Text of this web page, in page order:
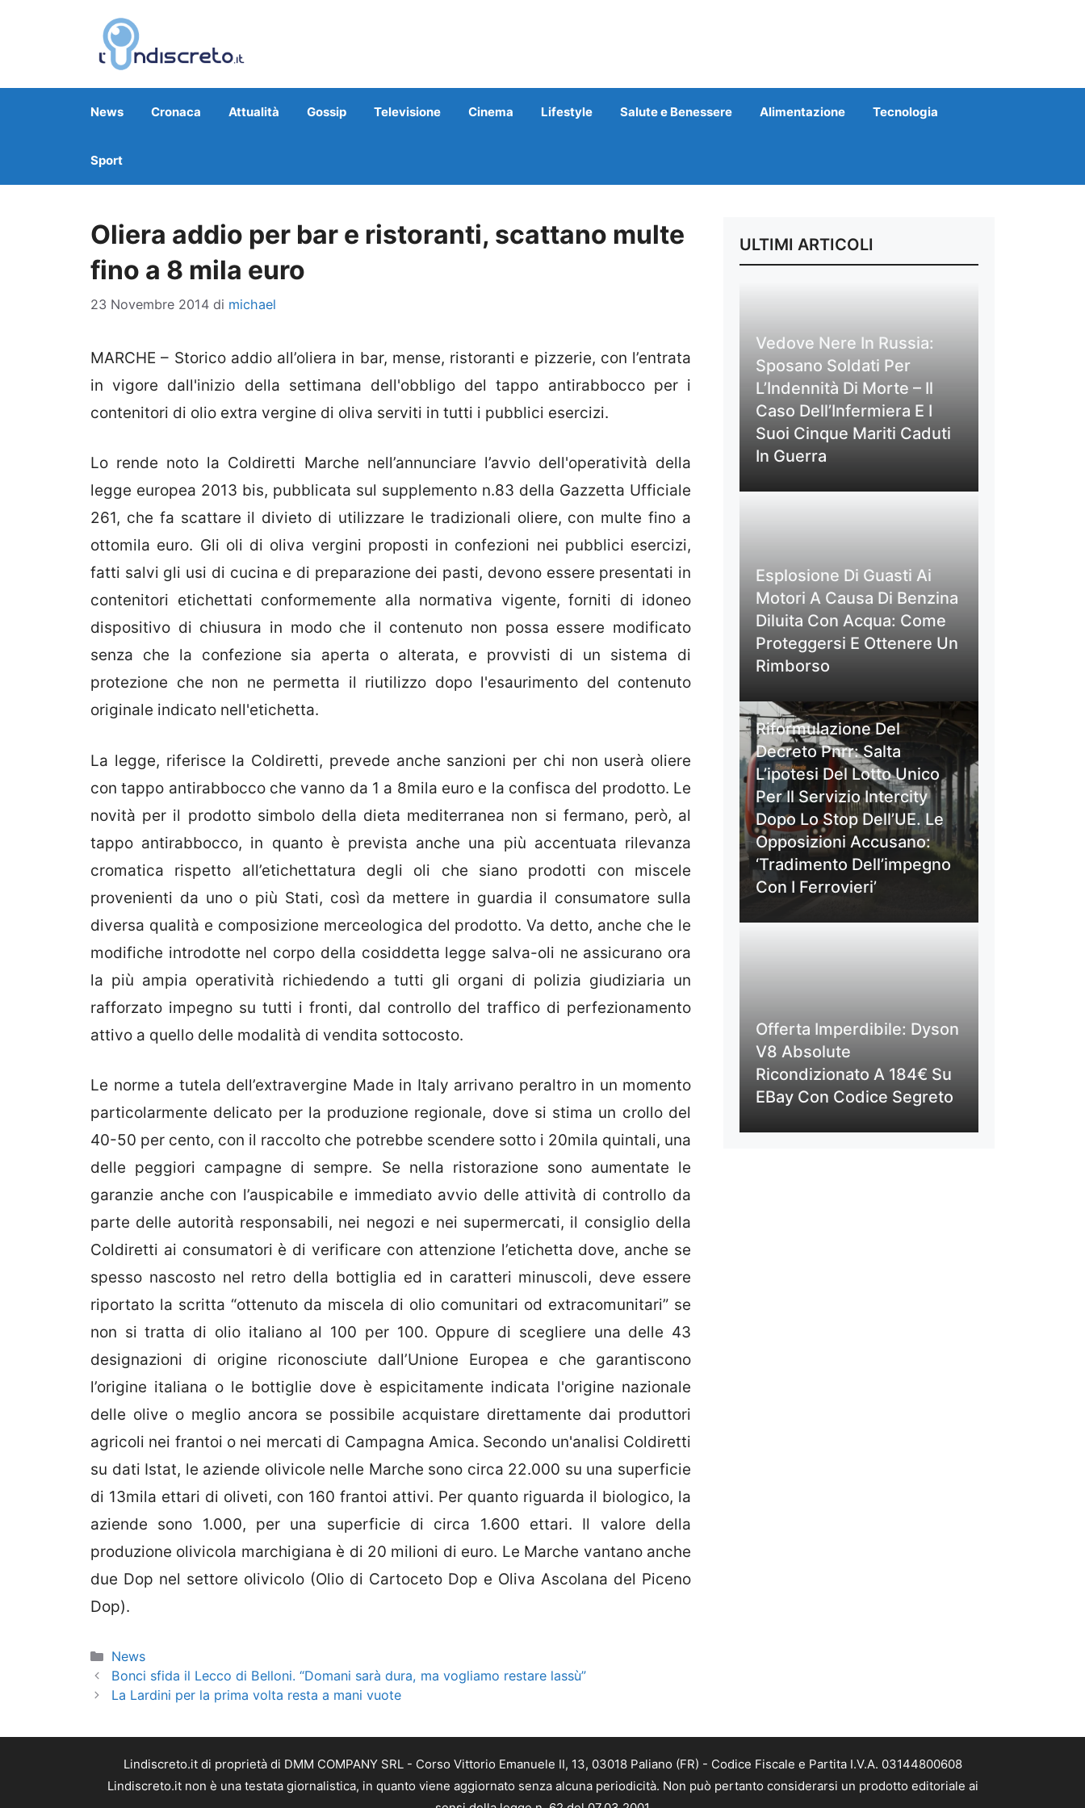
News Cronaca Attualità Gossip Televisione Cinema Lifestyle Salute e Benessere Alimentazione Tecnologia
Sport
Oliera addio per bar e ristoranti, scattano multe
fino a 8 mila euro
23 Novembre 2014 di michael
MARCHE – Storico addio all’oliera in bar, mense, ristoranti e pizzerie, con l’entrata
in vigore dall'inizio della settimana dell'obbligo del tappo antirabbocco per i
contenitori di olio extra vergine di oliva serviti in tutti i pubblici esercizi.
Lo rende noto la Coldiretti Marche nell’annunciare l’avvio dell'operatività della
legge europea 2013 bis, pubblicata sul supplemento n.83 della Gazzetta Ufficiale
261, che fa scattare il divieto di utilizzare le tradizionali oliere, con multe fino a
ottomila euro. Gli oli di oliva vergini proposti in confezioni nei pubblici esercizi,
fatti salvi gli usi di cucina e di preparazione dei pasti, devono essere presentati in
contenitori etichettati conformemente alla normativa vigente, forniti di idoneo
dispositivo di chiusura in modo che il contenuto non possa essere modificato
senza che la confezione sia aperta o alterata, e provvisti di un sistema di
protezione che non ne permetta il riutilizzo dopo l'esaurimento del contenuto
originale indicato nell'etichetta.
La legge, riferisce la Coldiretti, prevede anche sanzioni per chi non userà oliere
con tappo antirabbocco che vanno da 1 a 8mila euro e la confisca del prodotto. Le
novità per il prodotto simbolo della dieta mediterranea non si fermano, però, al
tappo antirabbocco, in quanto è prevista anche una più accentuata rilevanza
cromatica rispetto all’etichettatura degli oli che siano prodotti con miscele
provenienti da uno o più Stati, così da mettere in guardia il consumatore sulla
diversa qualità e composizione merceologica del prodotto. Va detto, anche che le
modifiche introdotte nel corpo della cosiddetta legge salva-oli ne assicurano ora
la più ampia operatività richiedendo a tutti gli organi di polizia giudiziaria un
rafforzato impegno su tutti i fronti, dal controllo del traffico di perfezionamento
attivo a quello delle modalità di vendita sottocosto.
Le norme a tutela dell’extravergine Made in Italy arrivano peraltro in un momento
particolarmente delicato per la produzione regionale, dove si stima un crollo del
40-50 per cento, con il raccolto che potrebbe scendere sotto i 20mila quintali, una
delle peggiori campagne di sempre. Se nella ristorazione sono aumentate le
garanzie anche con l’auspicabile e immediato avvio delle attività di controllo da
parte delle autorità responsabili, nei negozi e nei supermercati, il consiglio della
Coldiretti ai consumatori è di verificare con attenzione l’etichetta dove, anche se
spesso nascosto nel retro della bottiglia ed in caratteri minuscoli, deve essere
riportato la scritta “ottenuto da miscela di olio comunitari od extracomunitari” se
non si tratta di olio italiano al 100 per 100. Oppure di scegliere una delle 43
designazioni di origine riconosciute dall’Unione Europea e che garantiscono
l’origine italiana o le bottiglie dove è espicitamente indicata l'origine nazionale
delle olive o meglio ancora se possibile acquistare direttamente dai produttori
agricoli nei frantoi o nei mercati di Campagna Amica. Secondo un'analisi Coldiretti
su dati Istat, le aziende olivicole nelle Marche sono circa 22.000 su una superficie
di 13mila ettari di oliveti, con 160 frantoi attivi. Per quanto riguarda il biologico, la
aziende sono 1.000, per una superficie di circa 1.600 ettari. Il valore della
produzione olivicola marchigiana è di 20 milioni di euro. Le Marche vantano anche
due Dop nel settore olivicolo (Olio di Cartoceto Dop e Oliva Ascolana del Piceno
Dop).
Categorie
News
Bonci sfida il Lecco di Belloni. “Domani sarà dura, ma vogliamo restare lassù”
La Lardini per la prima volta resta a mani vuote
ULTIMI ARTICOLI
Vedove Nere In Russia:
Sposano Soldati Per
L’Indennità Di Morte – Il
Caso Dell’Infermiera E I
Suoi Cinque Mariti Caduti
In Guerra
Esplosione Di Guasti Ai
Motori A Causa Di Benzina
Diluita Con Acqua: Come
Proteggersi E Ottenere Un
Rimborso
Riformulazione Del
Decreto Pnrr: Salta
L’ipotesi Del Lotto Unico
Per Il Servizio Intercity
Dopo Lo Stop Dell’UE. Le
Opposizioni Accusano:
‘Tradimento Dell’impegno
Con I Ferrovieri’
Offerta Imperdibile: Dyson
V8 Absolute
Ricondizionato A 184€ Su
EBay Con Codice Segreto
Lindiscreto.it di proprietà di DMM COMPANY SRL - Corso Vittorio Emanuele II, 13, 03018 Paliano (FR) - Codice Fiscale e Partita I.V.A. 03144800608
Lindiscreto.it non è una testata giornalistica, in quanto viene aggiornato senza alcuna periodicità. Non può pertanto considerarsi un prodotto editoriale ai